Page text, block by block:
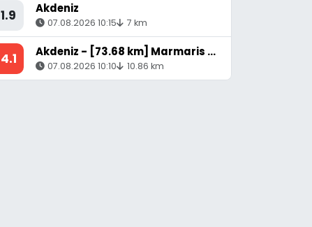
1.9 Akdeniz
07.08.2026 10:15 7 km
4.1 Akdeniz - [73.68 km] Marmaris (Muğla)
07.08.2026 10:10 10.86 km